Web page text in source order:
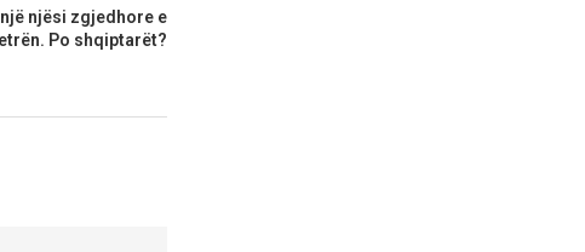
njësi zgjedhore e
Po shqiptarët?